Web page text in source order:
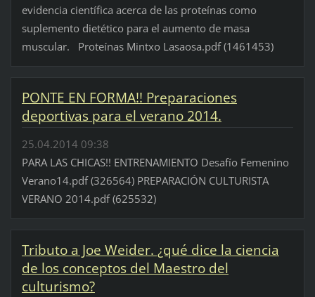
evidencia científica acerca de las proteínas como
suplemento dietético para el aumento de masa
muscular. Proteínas Mintxo Lasaosa.pdf (1461453)
PONTE EN FORMA!! Preparaciones
deportivas para el verano 2014.
25.04.2014 09:38
PARA LAS CHICAS!! ENTRENAMIENTO Desafío Femenino
Verano14.pdf (326564) PREPARACIÓN CULTURISTA
VERANO 2014.pdf (625532)
Tributo a Joe Weider. ¿qué dice la ciencia
de los conceptos del Maestro del
culturismo?